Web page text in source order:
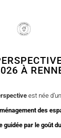
À
est née
des
guidée par le goût